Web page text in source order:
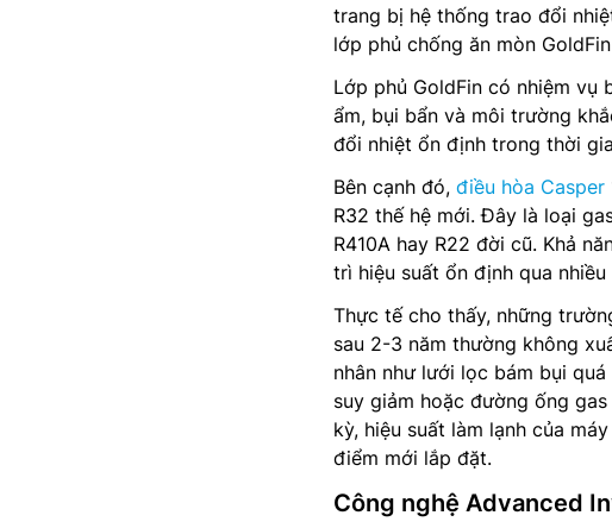
trang bị hệ thống trao đổi
lớp phủ chống ăn mòn
Lớp phủ GoldFin có nhiệm
ẩm, bụi bẩn và môi trường
đổi nhiệt ổn định trong thời
Bên cạnh đó, điều hòa Casper
R32 thế hệ mới. Đây là loại
R410A hay R22 đời cũ. Khả
trì hiệu suất ổn định qua nhiều
Thực tế cho thấy, những
sau 2-3 năm thường không
nhân như lưới lọc bám bụi
suy giảm hoặc đường ống
kỳ, hiệu suất làm lạnh của
điểm mới lắp đặt.
Công nghệ Advanced